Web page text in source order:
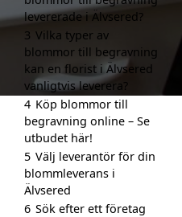
levererade i Älvsered?
3 Vilka typer av
blommor till begravning
kan en florist i Älvsered
vanligtvis leverera?
4 Köp blommor till
begravning online – Se
utbudet här!
5 Välj leverantör för din
blommleverans i
Älvsered
6 Sök efter ett företag